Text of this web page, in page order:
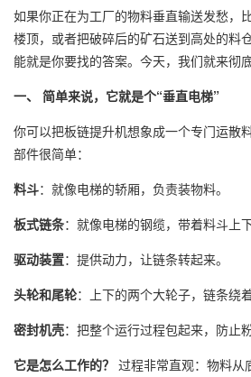
如果你正在为工厂的物料垂直输送发愁，
楼顶，或者把破碎后的矿石送到高处的料
能就是你要找的答案。今天，我们就来彻
一、 简单来说，它就是个“垂直电梯”
你可以把板链提升机想象成一个专门运散
部件很简单：
料斗：就像电梯的轿厢，负责装物料。
板式链条：就像电梯的钢缆，带着料斗上
驱动装置：提供动力，让链条转起来。
头轮和尾轮：上下的两个大轮子，链条绕
密封机壳：把整个运行过程包起来，防止
它是怎么工作的？
过程非常直观：物料从